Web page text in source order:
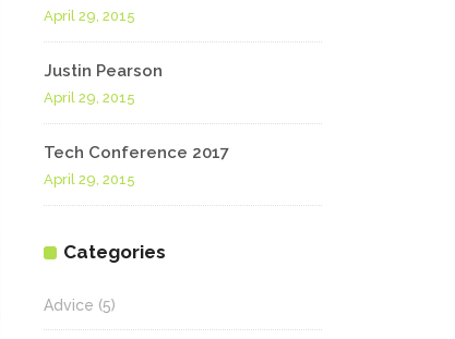
April 29, 2015
Justin Pearson
April 29, 2015
Tech Conference 2017
April 29, 2015
Categories
Advice (5)